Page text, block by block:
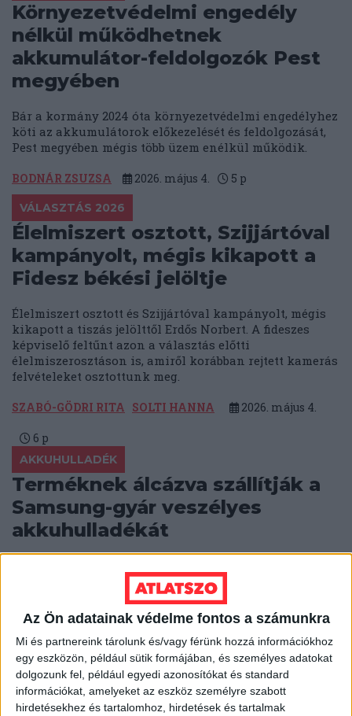
Az Ön adatainak védelme fontos a számunkra
Mi és partnereink tárolunk és/vagy férünk hozzá információkhoz
egy eszközön, például sütik formájában, és személyes adatokat
dolgozunk fel, például egyedi azonosítókat és standard
információkat, amelyeket az eszköz személyre szabott
hirdetésekhez és tartalomhoz, hirdetések és tartalmak
Környezetvédelmi engedély
nélkül működhetnek
akkumulátor-feldolgozók Pest
megyében
Bár a kormány 2024 óta környezetvédelmi engedélyhez
köti az akkumulátorok előkezelését és feldolgozását,
Pest megyében mégis több üzem enélkül működik.
BODNÁR ZSUZSA 2026. május 4. 5 p
VÁLASZTÁS 2026
Élelmiszert osztott, Szijjártóval
kampányolt, mégis kikapott a
Fidesz békési jelöltje
Élelmiszert osztott és Szijjártóval kampányolt, mégis
kikapott a tiszás jelölttől Erdős Norbert. A fideszes
képviselő feltűnt azon a választás előtti
élelmiszerosztáson is, amiről korábban rejtett kamerás
felvételeket osztottunk meg.
SZABÓ-GÖDRI RITA SOLTI HANNA 2026. május 4.
6 p
AKKUHULLADÉK
Terméknek álcázva szállítják a
Samsung-gyár veszélyes
akkuhulladékát
szállítmány veszélyességét, így fuvarozzák
magyarországi raktárakba, majd Lengyelországba a
hibás akkukat.
BODNÁR ZSUZSA 2026. április 27. 6p
KÖTÖTT PÁLYA
Mi épül meg, és mi nem? –